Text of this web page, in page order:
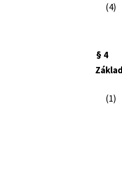
(4)
§ 4
(1)